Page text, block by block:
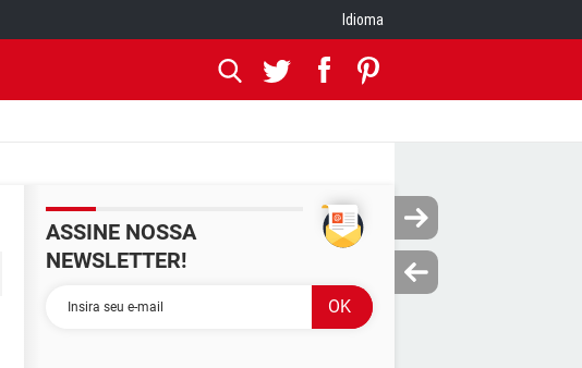
Idioma
ASSINE NOSSA
NEWSLETTER!